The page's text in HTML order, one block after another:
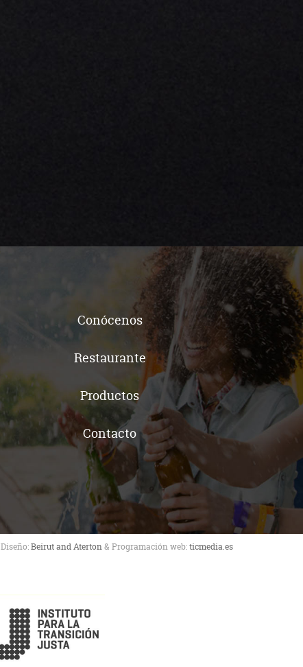
Conócenos
Restaurante
Productos
Contacto
Diseño:Beirut and Aterton& Programación web:ticmedia.es